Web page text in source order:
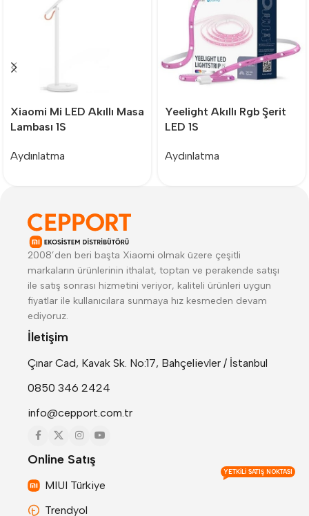
Xiaomi Mi LED Akıllı Masa
Lambası 1S
Aydınlatma
Yeelight Akıllı Rgb Şerit
LED 1S
Aydınlatma
2008’den beri başta Xiaomi olmak üzere çeşitli
markaların ürünlerinin ithalat, toptan ve perakende satışı
ile satış sonrası hizmetini veriyor, kaliteli ürünleri uygun
fiyatlar ile kullanıcılara sunmaya hız kesmeden devam
ediyoruz.
İletişim
Çınar Cad, Kavak Sk. No:17, Bahçelievler / İstanbul
0850 346 2424
info@cepport.com.tr
Online Satış
MIUI Türkiye
YETKILI SATIŞ NOKTASI
Trendyol